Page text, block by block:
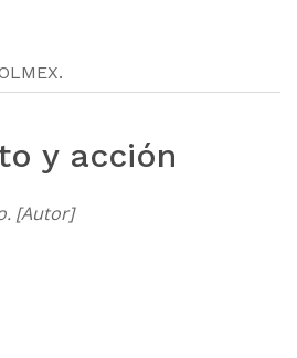
y acción
[Autor]